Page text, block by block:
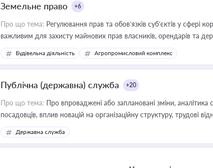
Земельне право +6
Про що тема: Регулювання прав та обов’язків суб’єктів у сфері
важливим для захисту майнових прав власників, орендарів та
ресурсами
Будівельна діяльність Агропромисловий комплекс
Публічна (державна) служба +20
Про що тема: Про впроваджені або заплановані зміни,
посадовців, вплив новацій на організаційну структуру, трудові
Державна служба